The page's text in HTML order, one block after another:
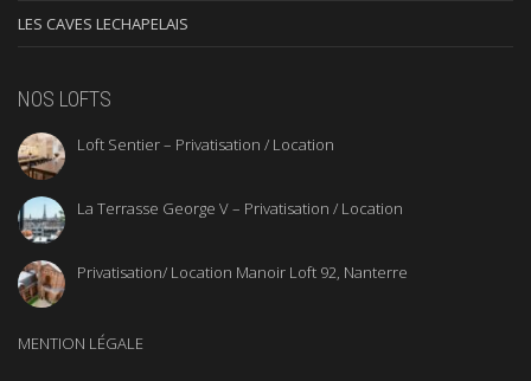
LES CAVES LECHAPELAIS
NOS LOFTS
Loft Sentier – Privatisation / Location
La Terrasse George V – Privatisation / Location
Privatisation/ Location Manoir Loft 92, Nanterre
MENTION LÉGALE